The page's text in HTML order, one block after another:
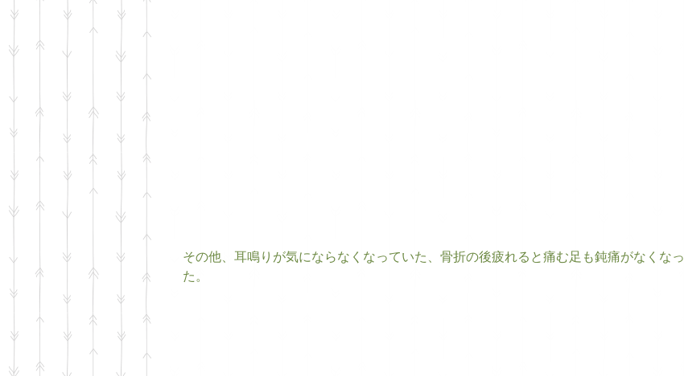
その他、耳鳴りが気にならなくなっていた、骨折の後疲れると痛む足も鈍痛がなくなっ
た。